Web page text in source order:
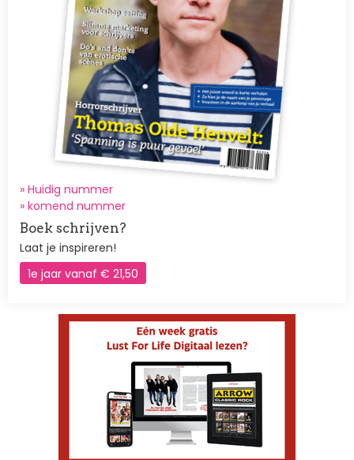
» Huidig nummer
» komend nummer
Boek schrijven?
Laat je inspireren!
1e jaar vanaf € 21,50